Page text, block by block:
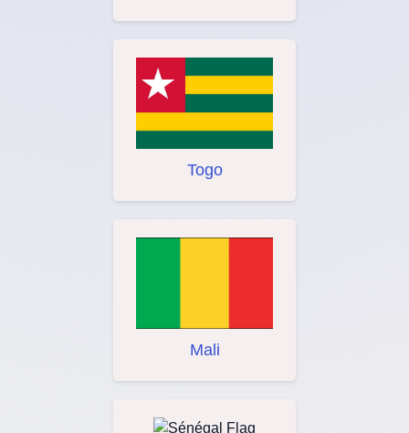
Togo
Mali